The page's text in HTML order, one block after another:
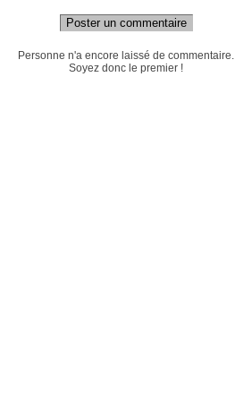
Poster un commentaire
Personne n'a encore laissé de commentaire.
Soyez donc le premier !